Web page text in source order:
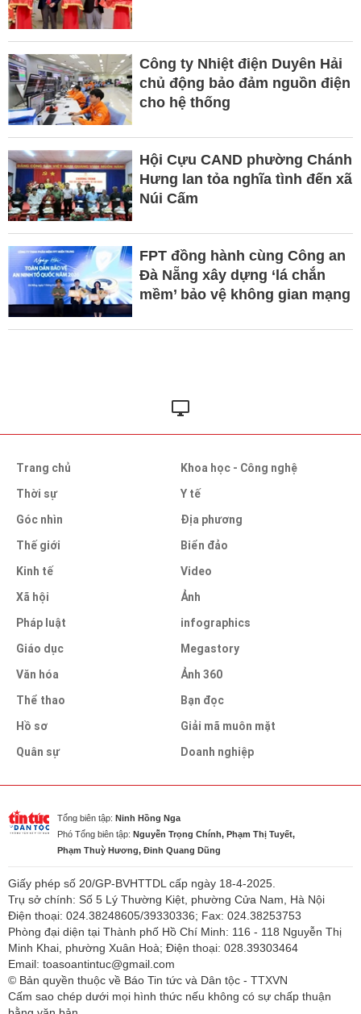
Công ty Nhiệt điện Duyên Hải
chủ động bảo đảm nguồn điện
cho hệ thống
Hội Cựu CAND phường Chánh
Hưng lan tỏa nghĩa tình đến xã
Núi Cấm
FPT đồng hành cùng Công an
Đà Nẵng xây dựng ‘lá chắn
mềm’ bảo vệ không gian mạng
Trang chủ
Thời sự
Góc nhìn
Thế giới
Kinh tế
Xã hội
Pháp luật
Giáo dục
Văn hóa
Thể thao
Hồ sơ
Quân sự
Khoa học - Công nghệ
Y tế
Địa phương
Biển đảo
Video
Ảnh
infographics
Megastory
Ảnh 360
Bạn đọc
Giải mã muôn mặt
Doanh nghiệp
Tổng biên tập: Ninh Hồng Nga
Phó Tổng biên tập: Nguyễn Trọng Chính, Phạm Thị Tuyết,
Phạm Thuỳ Hương, Đinh Quang Dũng
Giấy phép số 20/GP-BVHTTDL cấp ngày 18-4-2025.
Trụ sở chính: Số 5 Lý Thường Kiệt, phường Cửa Nam, Hà Nội
Điện thoại: 024.38248605/39330336; Fax: 024.38253753
Phòng đại diện tại Thành phố Hồ Chí Minh: 116 - 118 Nguyễn Thị
Minh Khai, phường Xuân Hoà; Điện thoại: 028.39303464
Email: toasoantintuc@gmail.com
© Bản quyền thuộc về Báo Tin tức và Dân tộc - TTXVN
Cấm sao chép dưới mọi hình thức nếu không có sự chấp thuận